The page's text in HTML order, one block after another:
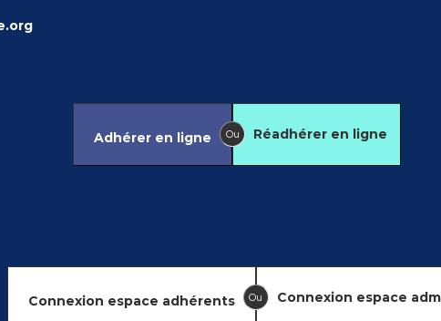
Adhérer en ligne Ou Réadhérer en ligne
Connexion espace adhérents Ou Connexion espace